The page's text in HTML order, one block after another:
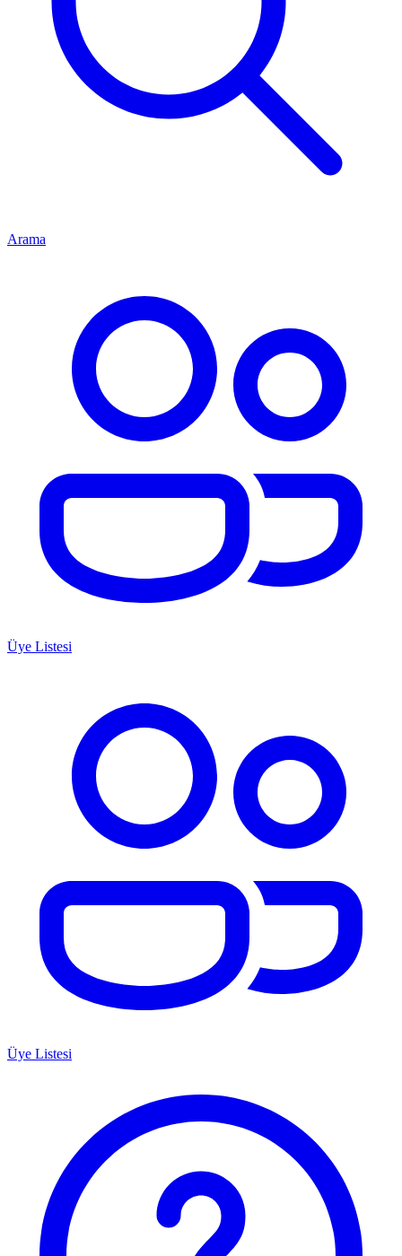
Arama
Üye Listesi
Üye Listesi